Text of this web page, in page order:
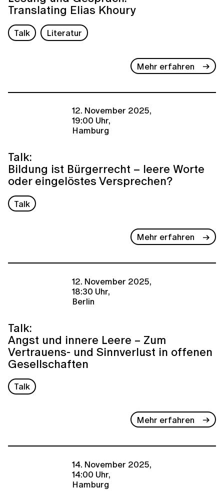
Translating Elias Khoury
Talk Literatur
Mehr erfahren
12. November 2025,
19:00 Uhr,
Hamburg
Talk:
Bildung ist Bürgerrecht – leere Worte
oder eingelöstes Versprechen?
Talk
Mehr erfahren
12. November 2025,
18:30 Uhr,
Berlin
Talk:
Angst und innere Leere − Zum
Vertrauens- und Sinnverlust in offenen
Gesellschaften
Talk
Mehr erfahren
14. November 2025,
14:00 Uhr,
Hamburg